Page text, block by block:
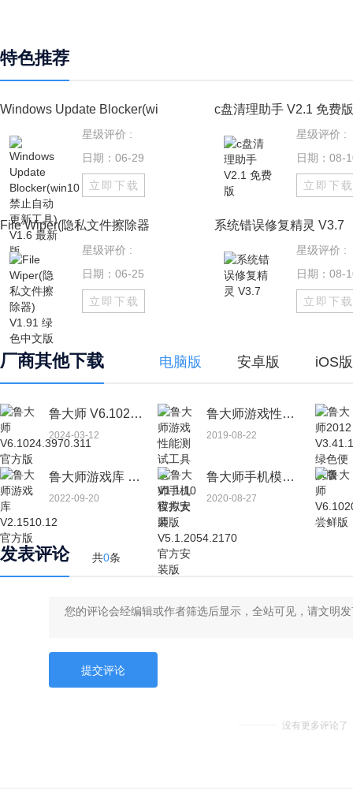
特色推荐
Windows Update Blocker(wi
星级评价 :
日期：06-29
立即下载
c盘清理助手 V2.1 免费版
星级评价 :
日期：08-
立即下载
File Wiper(隐私文件擦除器
星级评价 :
日期：06-25
立即下载
系统错误修复精灵 V3.7
星级评价 :
日期：08-
立即下载
厂商其他下载 电脑版 安卓版 iOS版
鲁大师 V6.1024.3970.311 官方版
2024-03-12
鲁大师游戏性能测试工具包 V1.1.10 官方安装版
2019-08-22
鲁大师游戏库 V2.1510.12 官方版
2022-09-20
鲁大师手机模拟大师 V5.1.2054.2170 官方安装版
2020-08-27
发表评论 共0条
没有更多评论了